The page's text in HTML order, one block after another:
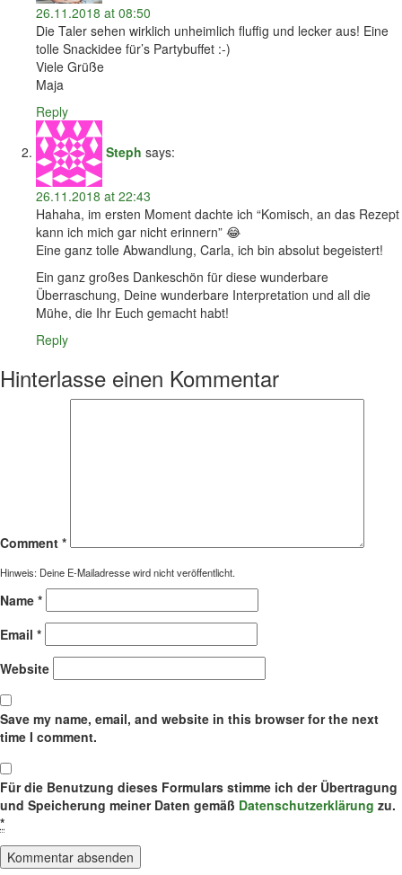
26.11.2018 at 08:50
Die Taler sehen wirklich unheimlich fluffig und lecker aus! Eine
tolle Snackidee für’s Partybuffet :-)
Viele Grüße
Maja
Reply
Steph says:
26.11.2018 at 22:43
Hahaha, im ersten Moment dachte ich “Komisch, an das Rezept
kann ich mich gar nicht erinnern” 😂
Eine ganz tolle Abwandlung, Carla, ich bin absolut begeistert!
Ein ganz großes Dankeschön für diese wunderbare
Überraschung, Deine wunderbare Interpretation und all die
Mühe, die Ihr Euch gemacht habt!
Reply
Hinterlasse einen Kommentar
Comment *
Hinweis: Deine E-Mailadresse wird nicht veröffentlicht.
Name *
Email *
Website
Save my name, email, and website in this browser for the next
time I comment.
Für die Benutzung dieses Formulars stimme ich der Übertragung
und Speicherung meiner Daten gemäß Datenschutzerklärung zu.
*